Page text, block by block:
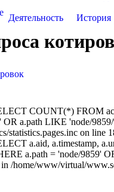
Деятельность История
COUNT(*) FROM
a.path LIKE 'node/
statistics.pages.inc on line
a.aid, a.timestamp,
a.path = 'node/9859'
/home/www/virtual/